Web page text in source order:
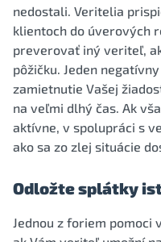
nedostali. Veritelia
klientoch do úverových
preverovať iný veriteľ,
pôžičku. Jeden
zamietnutie Vašej
na veľmi dlhý čas. Ak
aktívne, v spolupráci s
ako sa zo zlej situácie
Odložte splátky
Jednou z foriem pomoci